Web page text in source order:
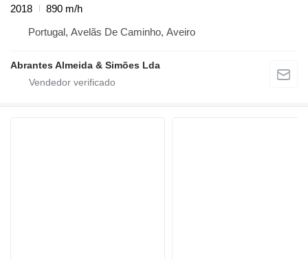
2018
890 m/h
Portugal, Avelãs De Caminho, Aveiro
Abrantes Almeida & Simões Lda